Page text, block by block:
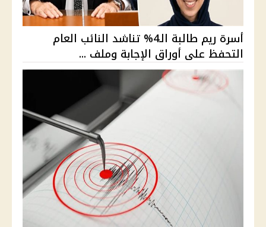
أسرة ريم طالبة الـ4% تناشد النائب العام
التحفظ على أوراق الإجابة وملف ...